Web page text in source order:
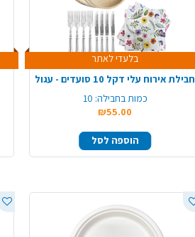
בלעדי לאתר
חבילת אירוח עלי דקל 10 סועדים - עגול
כמות בחבילה: 10
₪55.00
הוספה לסל